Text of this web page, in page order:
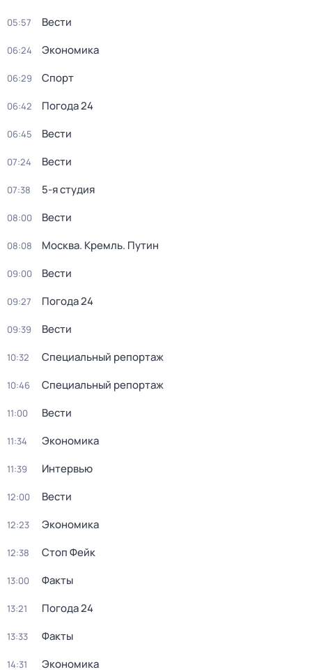
05:57 Вести
06:24 Экономика
06:29 Спорт
06:42 Погода 24
06:45 Вести
07:24 Вести
07:38 5-я студия
08:00 Вести
08:08 Москва. Кремль. Путин
09:00 Вести
09:27 Погода 24
09:39 Вести
10:32 Специальный репортаж
10:46 Специальный репортаж
11:00 Вести
11:34 Экономика
11:39 Интервью
12:00 Вести
12:23 Экономика
12:38 Стоп Фейк
13:00 Факты
13:21 Погода 24
13:33 Факты
14:31 Экономика